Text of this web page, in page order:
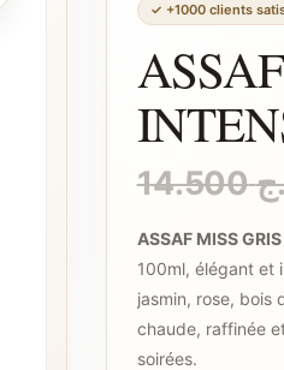
✓ +1000 clients
14.500
ASSAF MISS
100ml, élégant et
jasmin, rose, bois
chaude, raffinée
soirées.